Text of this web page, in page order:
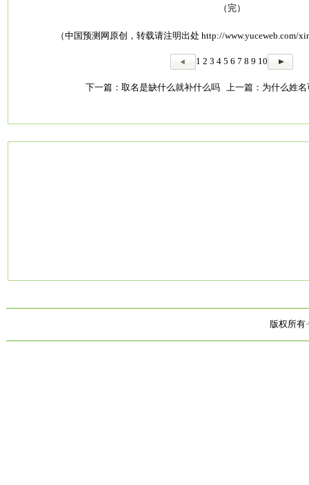
（完）
（中国预测网原创，转载请注明出处 http://www.yuceweb.com/
1 2 3 4 5 6 7 8 9 10
下一篇： 取名是缺什么就补什么吗上一篇： 为什么姓
版权所有